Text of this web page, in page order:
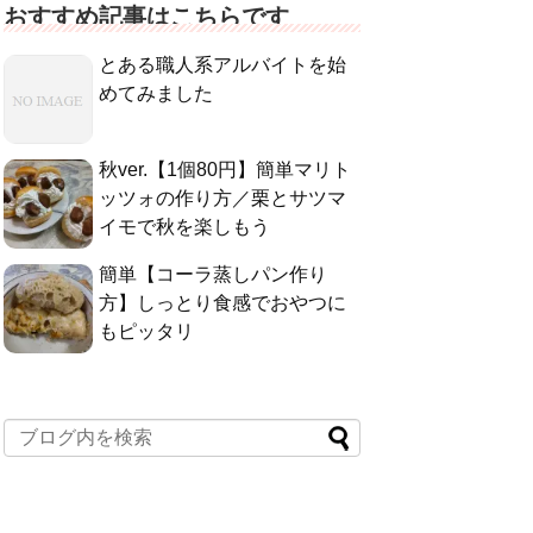
おすすめ記事はこちらです
とある職人系アルバイトを始
めてみました
秋ver.【1個80円】簡単マリト
ッツォの作り方／栗とサツマ
イモで秋を楽しもう
簡単【コーラ蒸しパン作り
方】しっとり食感でおやつに
もピッタリ